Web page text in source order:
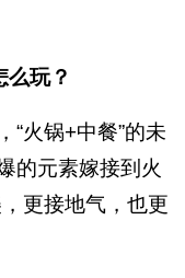
么玩？
“火锅+中餐”的未
的元素嫁接到火
更接地气，也更